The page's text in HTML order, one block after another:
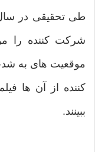
شرکت کننده را
موقعیت های به
کننده از آن ها
ببینند.